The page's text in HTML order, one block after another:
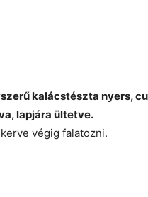
kalácstészta nyers,
lapjára ültetve.
végig falatozni.